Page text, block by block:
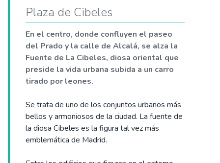
Plaza de Cibeles
En el centro, donde confluyen el paseo
del Prado y la calle de Alcalá, se alza la
Fuente de La Cibeles, diosa oriental que
preside la vida urbana subida a un carro
tirado por leones.
Se trata de uno de los conjuntos urbanos más
bellos y armoniosos de la ciudad. La fuente de
la diosa Cibeles es la figura tal vez más
emblemática de Madrid.